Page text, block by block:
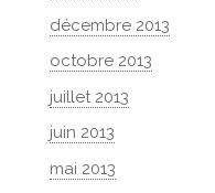
décembre 2013
octobre 2013
juillet 2013
juin 2013
mai 2013